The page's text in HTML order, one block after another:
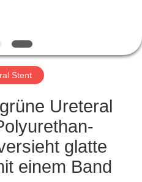
Stent
Ureteral
glatte
einem Band